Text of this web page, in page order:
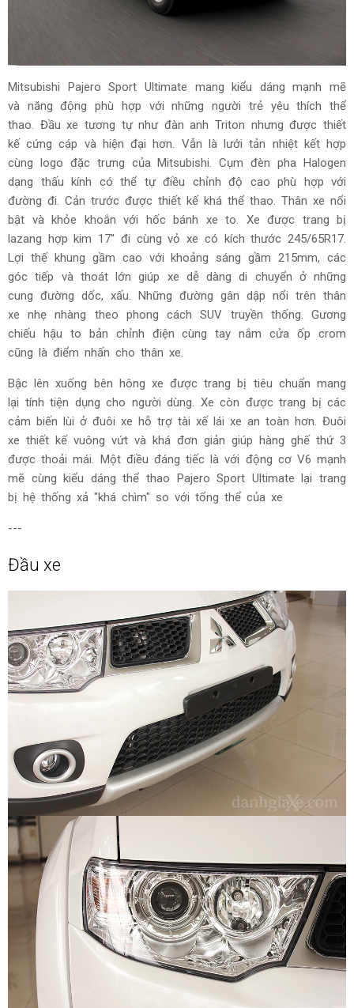
Mitsubishi Pajero Sport Ultimate mang kiểu dáng mạnh mẽ
và năng động phù hợp với những người trẻ yêu thích thể
thao. Đầu xe tương tự như đàn anh Triton nhưng được thiết
kế cứng cáp và hiện đại hơn. Vẫn là lưới tản nhiệt kết hợp
cùng logo đặc trưng của Mitsubishi. Cụm đèn pha Halogen
dạng thấu kính có thể tự điều chỉnh độ cao phù hợp với
đường đi. Cản trước được thiết kế khá thể thao. Thân xe nổi
bật và khỏe khoắn với hốc bánh xe to. Xe được trang bị
lazang hợp kim 17'' đi cùng vỏ xe có kích thước 245/65R17.
Lợi thế khung gầm cao với khoảng sáng gầm 215mm, các
góc tiếp và thoát lớn giúp xe dễ dàng di chuyển ở những
cung đường dốc, xấu. Những đường gân dập nổi trên thân
xe nhẹ nhàng theo phong cách SUV truyền thống. Gương
chiếu hậu to bản chỉnh điện cùng tay nắm cửa ốp crom
cũng là điểm nhấn cho thân xe.
Bậc lên xuống bên hông xe được trang bị tiêu chuẩn mang
lại tính tiện dụng cho người dùng. Xe còn được trang bị các
cảm biến lùi ở đuôi xe hỗ trợ tài xế lái xe an toàn hơn. Đuôi
xe thiết kế vuông vứt và khá đơn giản giúp hàng ghế thứ 3
được thoải mái. Một điều đáng tiếc là với động cơ V6 mạnh
mẽ cùng kiểu dáng thể thao Pajero Sport Ultimate lại trang
bị hệ thống xả "khá chìm" so với tổng thể của xe
---
Đầu xe